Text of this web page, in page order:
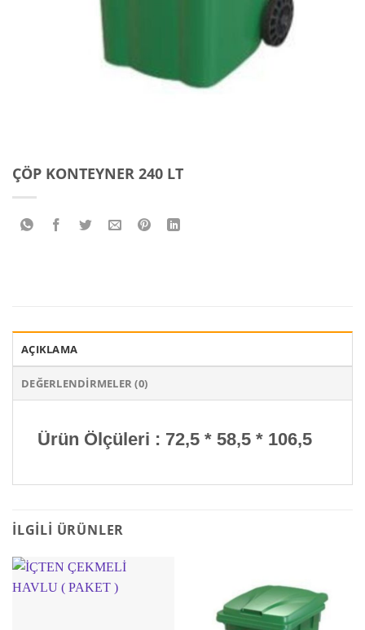
ÇÖP KONTEYNER 240 LT
AÇIKLAMA
DEĞERLENDIRMELER (0)
Ürün Ölçüleri : 72,5 * 58,5 * 106,5
İLGILI ÜRÜNLER